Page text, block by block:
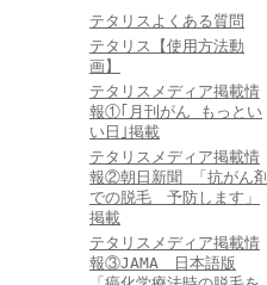
テタリスよくある質問
テタリス【使用方法動
画】
テタリスメディア掲載情
報①｢月刊がん もっとい
い日｣掲載
テタリスメディア掲載情
報②朝日新聞 「抗がん剤
での脱毛 予防します」
掲載
テタリスメディア掲載情
報③JAMA 日本語版